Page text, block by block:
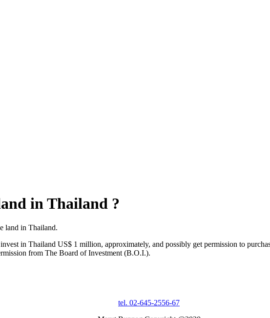
in Thailand ?
land in Thailand.
in Thailand US$ 1 million, approximately, and possibly get permission to
from The Board of Investment (B.O.I.).
tel. 02-645-2556-67